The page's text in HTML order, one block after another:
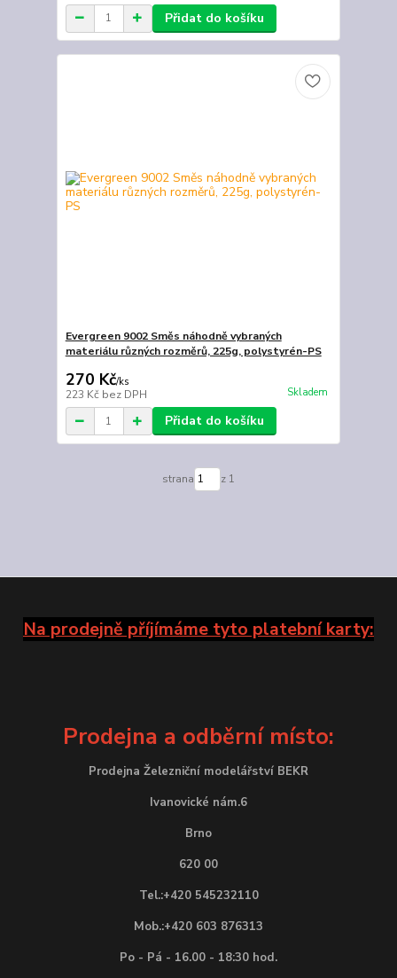
Přidat do košíku
Evergreen 9002 Směs náhodně vybraných
materiálu různých rozměrů, 225g, polystyrén-PS
270 Kč/ks
223 Kč bez DPH Skladem
Přidat do košíku
strana z 1
Na prodejně příjímáme tyto platební karty:
Prodejna a odběrní místo:
Prodejna Železniční modelářství BEKR
Ivanovické nám.6
Brno
620 00
Tel.:+420 545232110
Mob.:+420 603 876313
Po - Pá - 16.00 - 18:30 hod.